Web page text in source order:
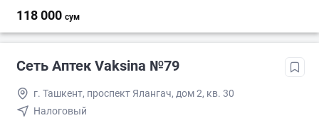
118 000 сум
Сеть Аптек Vaksina №79
г. Ташкент, проспект Ялангач, дом 2, кв. 30
Налоговый